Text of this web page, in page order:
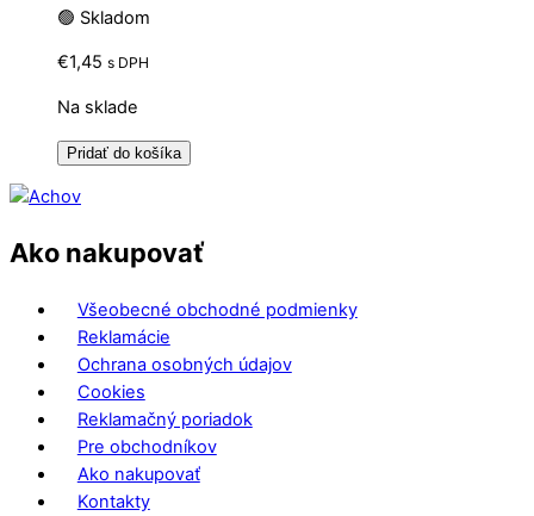
🟢 Skladom
€1,45 s DPH
Na sklade
Pridať do košíka
Ako nakupovať
Všeobecné obchodné podmienky
Reklamácie
Ochrana osobných údajov
Cookies
Reklamačný poriadok
Pre obchodníkov
Ako nakupovať
Kontakty